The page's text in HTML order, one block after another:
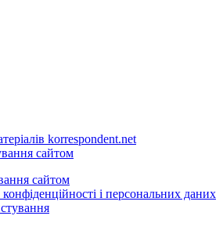
korrespondent.net
сайтом
сайтом
і персональних даних